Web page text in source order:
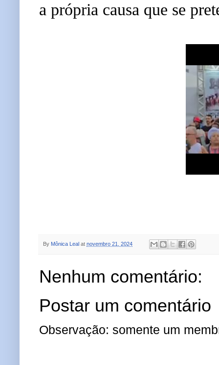
a própria causa que se
By Mônica Leal at novembro 21, 2024
Nenhum comentário:
Postar um comentário
Observação: somente um